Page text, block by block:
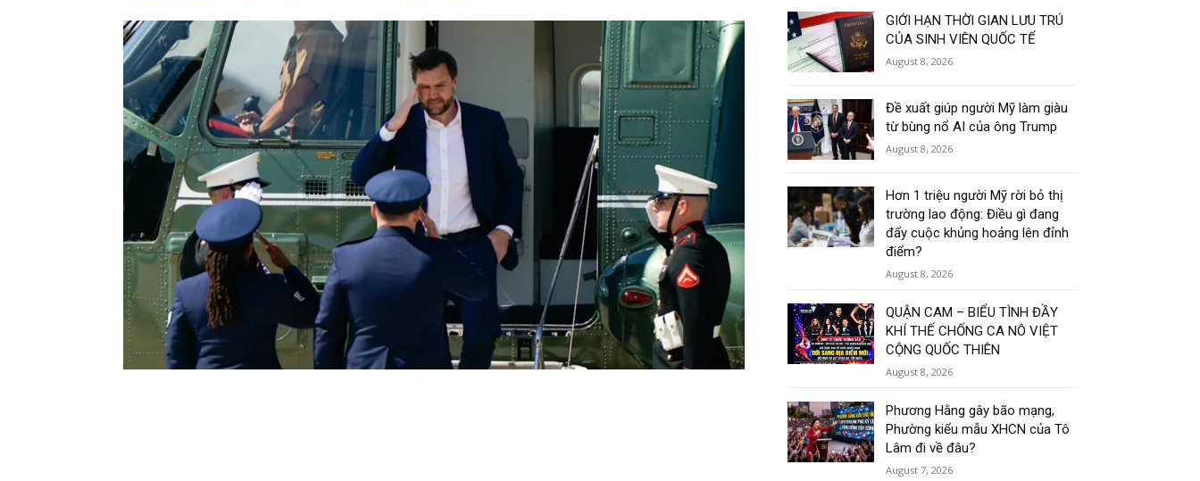
GIỚI HẠN THỜI GIAN LƯU TRÚ
CỦA SINH VIÊN QUỐC TẾ
August 8, 2026
Đề xuất giúp người Mỹ làm giàu
từ bùng nổ AI của ông Trump
August 8, 2026
Hơn 1 triệu người Mỹ rời bỏ thị
trường lao động: Điều gì đang
đẩy cuộc khủng hoảng lên đỉnh
điểm?
August 8, 2026
QUẬN CAM – BIỂU TÌNH ĐẦY
KHÍ THẾ CHỐNG CA NÔ VIỆT
CỘNG QUỐC THIÊN
August 8, 2026
Phương Hằng gây bão mạng,
Phường kiểu mẫu XHCN của Tô
Lâm đi về đâu?
August 7, 2026